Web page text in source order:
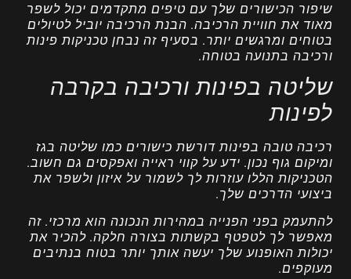
שיפור הכישורים שלך עם טיפים מתקדמים יכול לשפר
מאוד את חוויית הרכיבה. הבנת הרכיבה יוביל לטיולים
בטוחים ומרגשים יותר. בסעיף זה נבחן טכניקות פינות
ורכיבה בתנועה בטוחה.
שליטה בפינות ורכיבה בקרבה
לפינות
רכיבה טובה בפינות דורשת כישורים כמו שליטה בגז
ומיקום גוף נכון. ידע על קווי ראייה ואפקסים גם חשוב.
הטכניקות הללו עוזרות לך לשמור על איזון ולשפר את
ביצועי הדרכים שלך.
להתעמק בפני הפנייה במהירות הנכונה הוא מרכזי. זה
מאפשר לך לטפטף בקשתות בצורה חלקה. להכיר את
יכולות האופנוע שלך יעשה אותך יותר בטוח בנתיבים
מעוקפים.